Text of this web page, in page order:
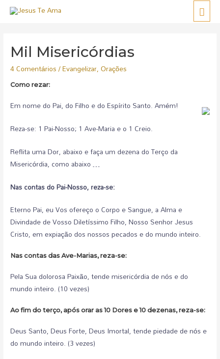
Mil Misericórdias
4 Comentários/Evangelizar,Orações
Como rezar:
Em nome do Pai, do Filho e do Espírito Santo. Amém!
Reza-se: 1 Pai-Nosso; 1 Ave-Maria e o 1 Creio.
Reflita uma Dor, abaixo e faça um dezena do Terço da
Misericórdia, como abaixo …
Nas contas do Pai-Nosso, reza-se:
Eterno Pai, eu Vos ofereço o Corpo e Sangue, a Alma e
Divindade de Vosso Diletíssimo Filho, Nosso Senhor Jesus
Cristo, em expiação dos nossos pecados e do mundo inteiro.
Nas contas das Ave-Marias, reza-se:
Pela Sua dolorosa Paixão, tende misericórdia de nós e do
mundo inteiro. (10 vezes)
Ao fim do terço, após orar as 10 Dores e 10 dezenas, reza-se:
Deus Santo, Deus Forte, Deus Imortal, tende piedade de nós e
do mundo inteiro. (3 vezes)